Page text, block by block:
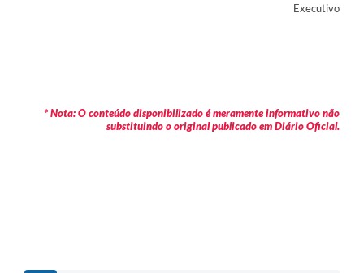
Executivo
* Nota: O conteúdo disponibilizado é meramente informativo não
substituindo o original publicado em Diário Oficial.